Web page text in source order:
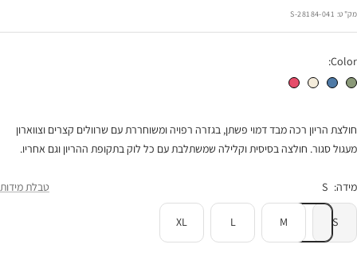
בהנחה
מק"ט: 28184-041-S
Color:
חולצת הריון מיה זית חולצת הריון מיה ג'ינס חולצת הריון מיה שמנתחולצת הריון מיה לוליפופ
חולצת הריון רכה מבד דמוי פשתן, בגזרה רפויה ומשוחררת עם שרוולים קצרים וצווארון
מעגול סגור. חולצה בסיסית וקלילה שמשתלבת עם כל לוק בתקופת ההריון וגם אחריו.
מידה: S טבלת מידות
S
M
L
XL